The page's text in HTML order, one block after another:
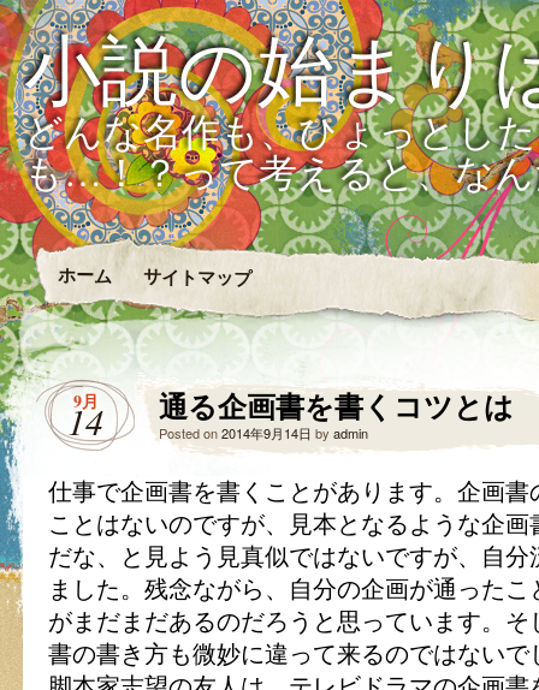
小説の始まり
どんな名作も、ひょっとし
も…！？って考えると、な
ホーム サイトマップ
9月
14 通る企画書を書くコツとは
Posted on2014年9月14日 by admin
仕事で企画書を書くことがあります。企画
ことはないのですが、見本となるような企
だな、と見よう見真似ではないですが、自
ました。残念ながら、自分の企画が通った
がまだまだあるのだろうと思っています。
書の書き方も微妙に違って来るのではないで